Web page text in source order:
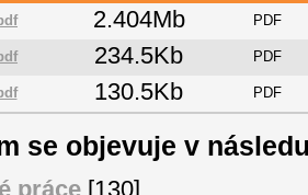
2.404Mb PDF
234.5Kb PDF
130.5Kb PDF
se objevuje v
práce [130]